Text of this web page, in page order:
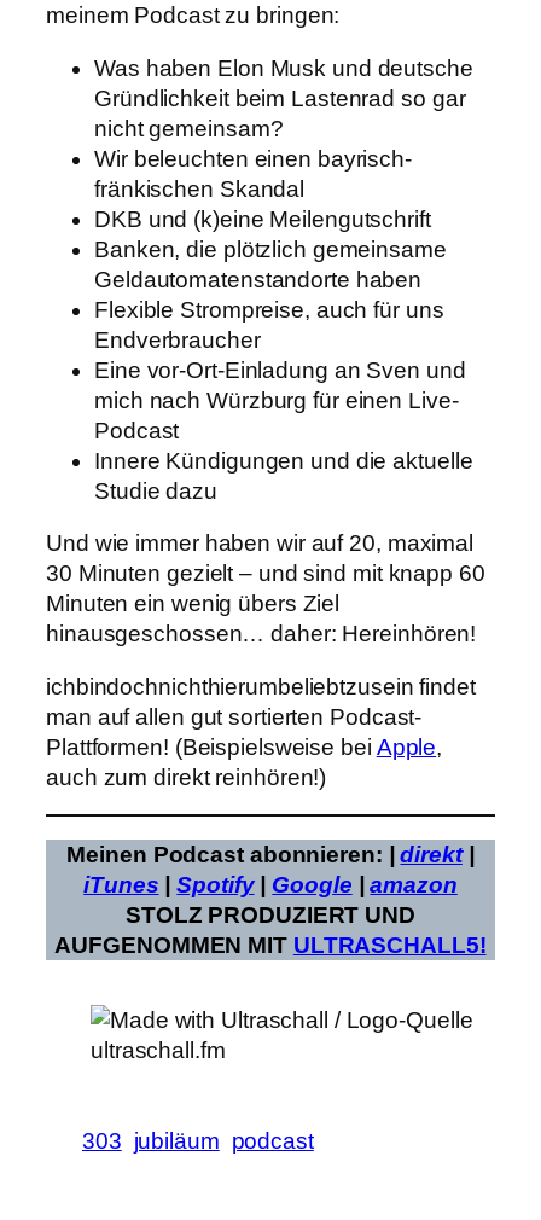
meinem Podcast zu bringen:
Was haben Elon Musk und deutsche
Gründlichkeit beim Lastenrad so gar
nicht gemeinsam?
Wir beleuchten einen bayrisch-
fränkischen Skandal
DKB und (k)eine Meilengutschrift
Banken, die plötzlich gemeinsame
Geldautomatenstandorte haben
Flexible Strompreise, auch für uns
Endverbraucher
Eine vor-Ort-Einladung an Sven und
mich nach Würzburg für einen Live-
Podcast
Innere Kündigungen und die aktuelle
Studie dazu
Und wie immer haben wir auf 20, maximal
30 Minuten gezielt – und sind mit knapp 60
Minuten ein wenig übers Ziel
hinausgeschossen… daher: Hereinhören!
ichbindochnichthierumbeliebtzusein findet
man auf allen gut sortierten Podcast-
Plattformen! (Beispielsweise bei Apple,
auch zum direkt reinhören!)
Meinen Podcast abonnieren: |direkt|
iTunes |Spotify| Google |amazon
STOLZ PRODUZIERT UND
AUFGENOMMEN MIT ULTRASCHALL5!
303 jubiläum podcast